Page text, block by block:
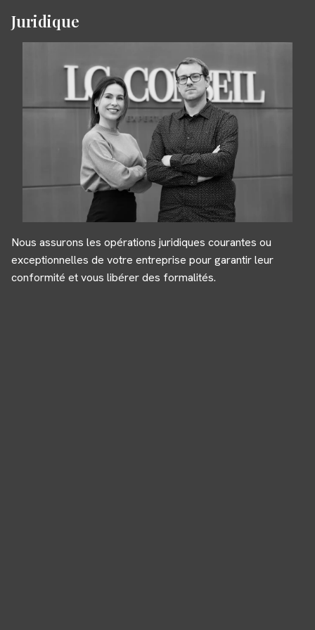
Juridique
Nous assurons les opérations juridiques courantes ou
exceptionnelles de votre entreprise pour garantir leur
conformité et vous libérer des formalités.